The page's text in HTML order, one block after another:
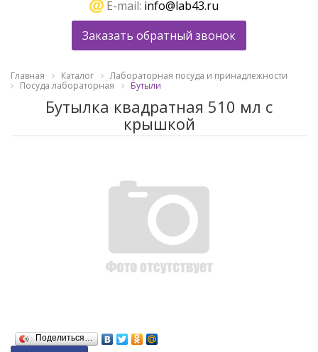
E-mail: info@lab43.ru
Заказать обратный звонок
Главная Каталог
Лабораторная посуда и принадлежности
Посуда лабораторная
Бутыли
Бутылка квадратная 510 мл с
крышкой
Поделиться…